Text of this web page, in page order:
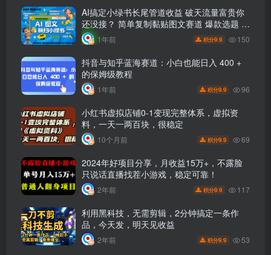
AI搞定小绿书长尾管道收益 破天流量富贵你
还没接？ 简单复制黏贴图文赛道 爆款选题 秒
生3000+图文 橱窗带货 直播
1年前 积分9.9 150
抖音与知乎蓝海赛道：小白也能日入 400 +
的保姆级教程
1年前 积分9.9 96
小红书虚拟店铺0-1变现完整体系，虚拟资
料，一天一两百块，很稳定
10个月前 积分9.9 69
2024年好项目分享，月收益15万+，不露脸
只说话直播找茬小游戏，稳定可靠！
2年前 积分9.9 117
利用黑科技，无需剪辑，2分钟搞定一条作
品，今天发，明天见收益
2年前 积分9.9 53